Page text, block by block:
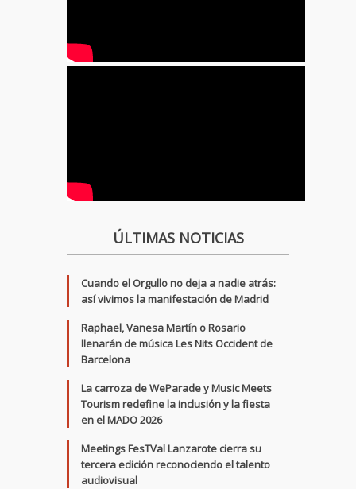
ÚLTIMAS NOTICIAS
Cuando el Orgullo no deja a nadie atrás:
así vivimos la manifestación de Madrid
Raphael, Vanesa Martín o Rosario
llenarán de música Les Nits Occident de
Barcelona
La carroza de WeParade y Music Meets
Tourism redefine la inclusión y la fiesta
en el MADO 2026
Meetings FesTVal Lanzarote cierra su
tercera edición reconociendo el talento
audiovisual